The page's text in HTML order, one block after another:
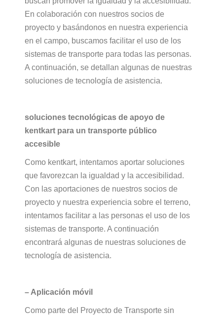
En colaboración con nuestros socios de
proyecto y basándonos en nuestra experiencia
en el campo, buscamos facilitar el uso de los
sistemas de transporte para todas las personas.
A continuación, se detallan algunas de nuestras
soluciones de tecnología de asistencia.
soluciones tecnológicas de apoyo de
kentkart para un transporte público
accesible
Como kentkart, intentamos aportar soluciones
que favorezcan la igualdad y la accesibilidad.
Con las aportaciones de nuestros socios de
proyecto y nuestra experiencia sobre el terreno,
intentamos facilitar a las personas el uso de los
sistemas de transporte. A continuación
encontrará algunas de nuestras soluciones de
tecnología de asistencia.
– Aplicación móvil
Como parte del Proyecto de Transporte sin